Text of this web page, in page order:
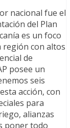
nacional fue el
del Plan
es un foco
con altos
de
posee un
seis
acción, con
para
alianzas
poner todo